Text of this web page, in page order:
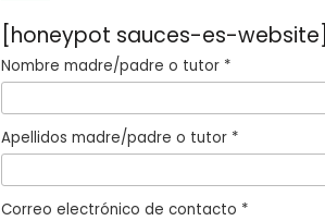
[honeypot sauces-es-website]
Nombre madre/padre o tutor *
Apellidos madre/padre o tutor *
Correo electrónico de contacto *